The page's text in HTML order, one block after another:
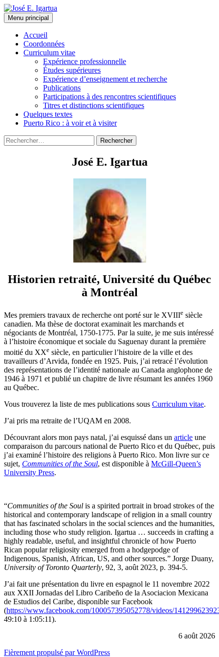
Aller
au
contenu
José E. Igartua
Recherche
Menu principal
Accueil
Coordonnées
Curriculum vitae
Expérience professionnelle
Études supérieures
Expérience d’enseignement et recherche
Publications
Participations à des rencontres scientifiques
Titres et distinctions scientifiques
Quelques textes
Puerto Rico : à voir et à visiter
Rechercher :
José E. Igartua
Historien retraité, Université du Québec
à Montréal
Mes premiers travaux de recherche ont porté sur le XVIIIe siècle
canadien. Ma thèse de doctorat examinait les marchands et
négociants de Montréal, 1750-1775. Par la suite, je me suis intéressé
à l’histoire économique et sociale du Saguenay durant la première
moitié du XXe siècle, en particulier l’histoire de la ville et des
travailleurs d’Arvida, fondée en 1925. Puis, j’ai retracé l’évolution
des représentations de l’identité nationale au Canada anglophone de
1946 à 1971 et publié un chapitre de livre résumant les années 1960
au Québec.
Vous trouverez la liste de mes publications sous Curriculum vitae.
J’ai pris ma retraite de l’UQAM en 2008.
Découvrant alors mon pays natal, j’ai esquissé dans un article une
comparaison du parcours national de Puerto Rico et du Québec, puis
j’ai examiné l’histoire des religions à Puerto Rico. Mon livre sur ce
sujet, Communities of the Soul, est disponible à McGill-Queen’s
University Press.
“Communities of the Soul is a spirited portrait in broad strokes of the
historical and contemporary landscape of religion in a small country
that has fascinated scholars in the social sciences and the humanities,
including those who study religion. Igartua … succeeds in crafting a
highly readable, useful, and insightful chronicle of how Puerto
Rican popular religiosity emerged from a hodgepodge of
Indigenous, Spanish, African, US, and other sources.” Jorge Duany,
University of Toronto Quarterly, 92, 3, août 2023, p. 394-5.
J’ai fait une présentation du livre en espagnol le 11 novembre 2022
aux XXII Jornadas del Libro Caribeño de la Asociacion Mexicana
de Estudios del Caribe, disponible sur Facebook
(https://www.facebook.com/100057395052778/videos/
49:10 à 1:05:11).
6 août 2026
Fièrement propulsé par WordPress